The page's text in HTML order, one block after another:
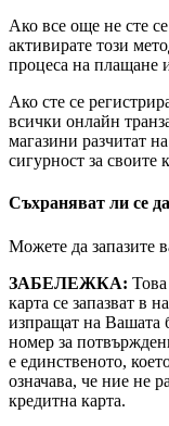
Ако все още не сте
активирате този
процеса на плащане
Ако сте се
всички онлайн
магазини разчитат
сигурност за своите
Съхраняват ли се
Можете да запазите
ЗАБЕЛЕЖКА:
карта се запазват в
изпращат на Вашата
номер за
е единственото,
означава, че ние не
кредитна карта.